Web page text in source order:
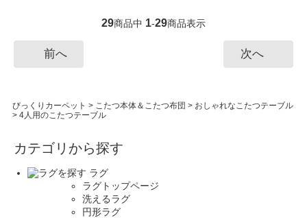
29商品中 1-29商品表示
前へ 次へ
びっくりカーペット > こたつ本体＆こたつ布団 > おしゃれなこたつテーブル
> 4人用のこたつテーブル
カテゴリから探す
ラグ
ラグトップページ
洗えるラグ
円形ラグ